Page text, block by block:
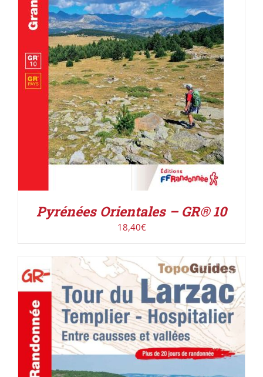
AJOUTER AU PANIER / DÉTAILS
Pyrénées Orientales – GR® 10
18,40€